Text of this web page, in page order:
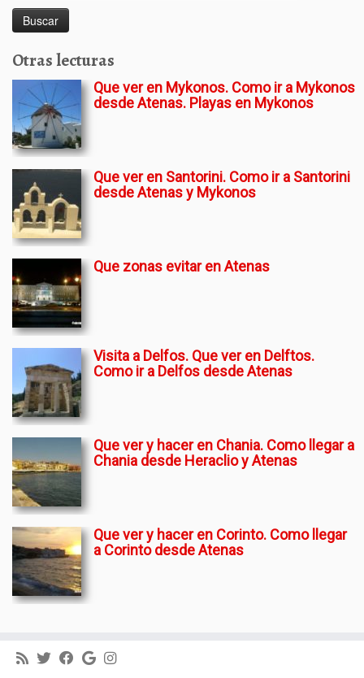
Otras lecturas
Que ver en Mykonos. Como ir a Mykonos
desde Atenas. Playas en Mykonos
Que ver en Santorini. Como ir a Santorini
desde Atenas y Mykonos
Que zonas evitar en Atenas
Visita a Delfos. Que ver en Delftos.
Como ir a Delfos desde Atenas
Que ver y hacer en Chania. Como llegar a
Chania desde Heraclio y Atenas
Que ver y hacer en Corinto. Como llegar
a Corinto desde Atenas